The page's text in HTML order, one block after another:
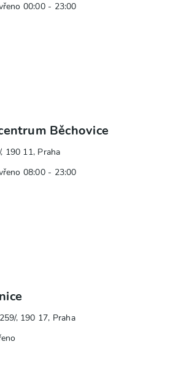
00:00 - 23:00
Běchovice
190 11, Praha
08:00 - 23:00
, 190 17, Praha